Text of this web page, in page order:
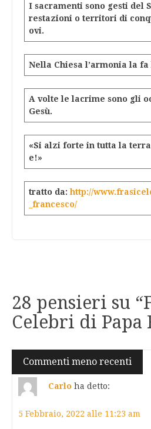
I sacramenti sono gesti del
restazioni o territori di
ovi.
Nella Chiesa l’armonia la
A volte le lacrime sono gli
Gesù.
«Si alzi forte in tutta la
e!»
tratto da:http://
_francesco/
28 pensieri su “
Celebri di Papa
Navigazione
commenti
Commenti meno recenti
Carlo ha detto:
5 Febbraio, 2022 alle 11:23 am